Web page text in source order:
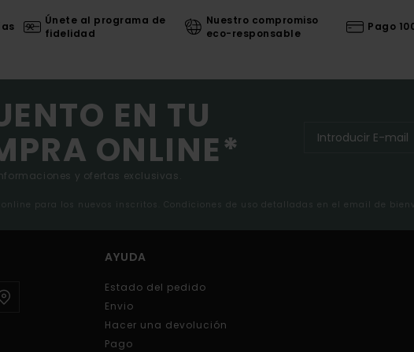
Únete al programa de
fidelidad
Nuestro compromiso
eco-responsable
Pago
EN TU
ONLINE*
y ofertas exclusivas.
online para los nuevos inscritos. Condiciones de uso detalladas en el email de
AYUDA
Estado del pedido
Envio
Hacer una devolución
Pago